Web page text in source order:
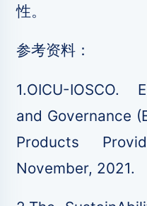
性。
参考资料：
1.OICU-IOSCO.
and Governance
Products
November, 2021.